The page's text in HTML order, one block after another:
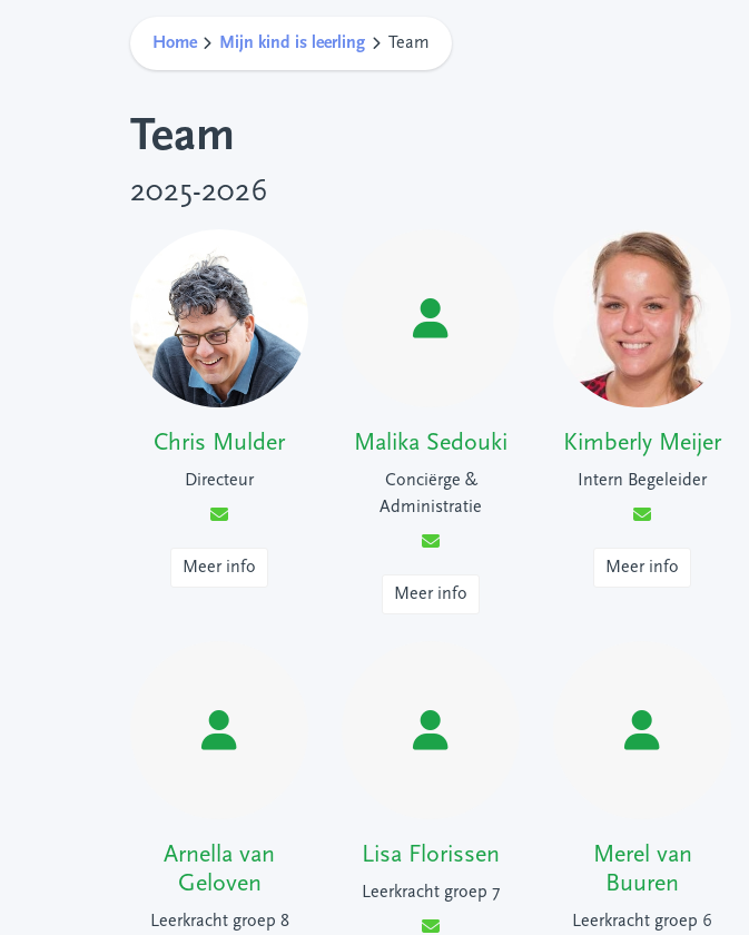
Home Mijn kind is leerling Team
Team
2025-2026
Chris Mulder
Directeur
Meer info
Malika Sedouki
Conciërge &
Administratie
Meer info
Kimberly Meijer
Intern Begeleider
Meer info
Arnella van
Geloven
Leerkracht groep 8
Lisa Florissen
Leerkracht groep 7
Merel van
Buuren
Leerkracht groep 6